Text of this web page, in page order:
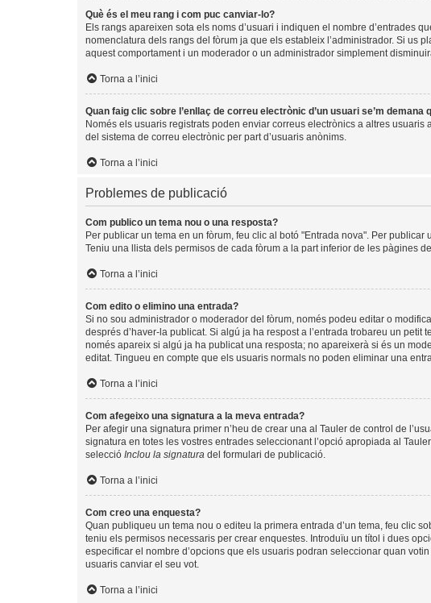
Què és el meu rang i com puc canviar-lo?
Els rangs apareixen sota els noms d’usuari i indiquen el nombre d’entrades
nomenclatura dels rangs del fòrum ja que els estableix l’administrador. Si us
aquest comportament i un moderador o un administrador simplement
Torna a l’inici
Quan faig clic sobre l’enllaç de correu electrònic d’un usuari se’m demana
Només els usuaris registrats poden enviar correus electrònics a altres
del sistema de correu electrònic per part d’usuaris anònims.
Torna a l’inici
Problemes de publicació
Com publico un tema nou o una resposta?
Per publicar un tema en un fòrum, feu clic al botó "Entrada nova". Per
Teniu una llista dels permisos de cada fòrum a la part inferior de les pàgines
Torna a l’inici
Com edito o elimino una entrada?
Si no sou administrador o moderador del fòrum, només podeu editar o
després d’haver-la publicat. Si algú ja ha respost a l’entrada trobareu un
només apareix si algú ja ha publicat una resposta; no apareixerà si és un
editat. Tingueu en compte que els usuaris normals no poden eliminar una
Torna a l’inici
Com afegeixo una signatura a la meva entrada?
Per afegir una signatura primer n’heu de crear una al Tauler de control de
signatura en totes les vostres entrades seleccionant l’opció apropiada al
selecció Inclou la signatura del formulari de publicació.
Torna a l’inici
Com creo una enquesta?
Quan publiqueu un tema nou o editeu la primera entrada d’un tema, feu clic
teniu els permisos necessaris per crear enquestes. Introduïu un títol i dues
especificar el nombre d’opcions que els usuaris podran seleccionar quan
usuaris canviar el seu vot.
Torna a l’inici